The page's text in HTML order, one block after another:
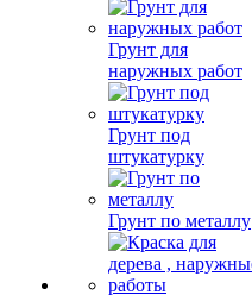
Грунт для
наружных работ
Грунт под
штукатурку
Грунт по металлу